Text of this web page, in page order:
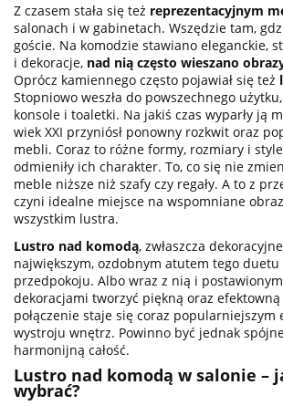
Z czasem stała się też reprezentacyjnym
salonach i w gabinetach. Wszędzie tam,
goście. Na komodzie stawiano eleganckie,
i dekoracje, nad nią często wieszano
Oprócz kamiennego często pojawiał się też
Stopniowo weszła do powszechnego
konsole i toaletki. Na jakiś czas wyparły ją
wiek XXI przyniósł ponowny rozkwit oraz
mebli. Coraz to różne formy, rozmiary i
odmieniły ich charakter. To, co się nie
meble niższe niż szafy czy regały. A to z
czyni idealne miejsce na wspomniane
wszystkim lustra.
Lustro nad komodą, zwłaszcza
największym, ozdobnym atutem tego
przedpokoju. Albo wraz z nią i
dekoracjami tworzyć piękną oraz
połączenie staje się coraz popularniejszym
wystroju wnętrz. Powinno być jednak
harmonijną całość.
Lustro nad komodą w salonie –
wybrać?